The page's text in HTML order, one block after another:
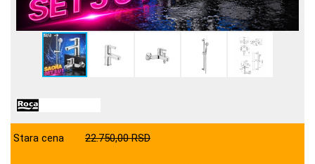
Stara cena 22.750,00 RSD